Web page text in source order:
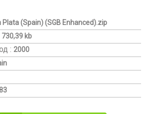
Plata (Spain) (SGB Enhanced).zip
730,39 kb
: 2000